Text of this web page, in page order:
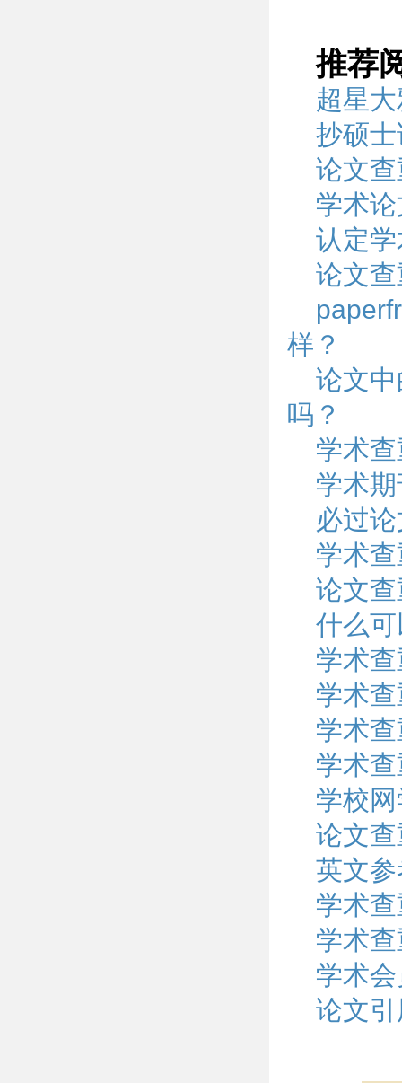
推荐
超星
抄硕
论文
学术
认定
论文
样？
论文
吗？
学术
学术
必过
学术
论文
什么
学术
学术
学术
学术
学校
论文
英文
学术
学术
学术
论文